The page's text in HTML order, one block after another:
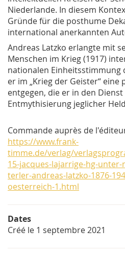
Niederlande. In diesem
Gründe für die posthume
international anerkannten
Andreas Latzko erlangte mit
Menschen im Krieg (1917)
nationalen Einheitsstimmung
er im „Krieg der Geister“
entgegen, die er in den
Entmythisierung jeglicher
Commande auprès de
https://www.frank-
timme.de/verlag/
15-jacques-lajarrige-hg-
terler-andreas-latzko-1876-
oesterreich-1.html
Dates
Créé le 1 septembre 2021